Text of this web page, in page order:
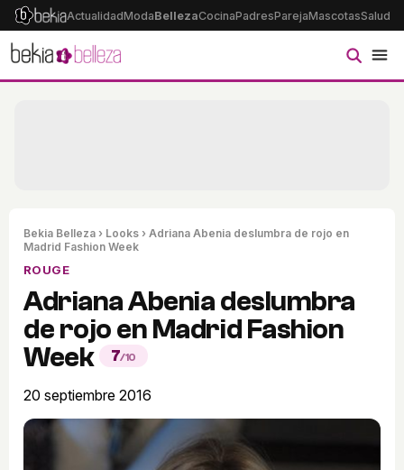
ActualidadModaBellezaCocinaPadresParejaMascotasSalud
Bekia Belleza › Looks › Adriana Abenia deslumbra de rojo en
Madrid Fashion Week
ROUGE
Adriana Abenia deslumbra
de rojo en Madrid Fashion
Week
7/10
20 septiembre 2016